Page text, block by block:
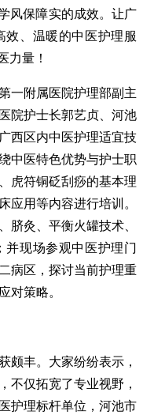
风保障实的成效。让广
效、温暖的中医护理服
力量！
附属医院护理部副主
院护士长郭艺贞、河池
西区内中医护理适宜技
中医特色优势与护士职
虎符铜砭刮痧的基本理
应用等内容进行培训。
脐灸、平衡火罐技术、
并现场参观中医护理门
病区，探讨当前护理重
对策略。
丰。大家纷纷表示，
不仅拓宽了专业视野，
护理标杆单位，河池市